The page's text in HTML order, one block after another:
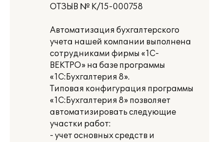
ОТЗЫВ № К/15-000758
Автоматизация бухгалтерского
учета нашей компании выполнена
сотрудниками фирмы «1С-
ВЕКТРО» на базе программы
«1С:Бухгалтерия 8».
Типовая конфигурация программы
«1С:Бухгалтерия 8» позволяет
автоматизировать следующие
участки работ:
- учет основных средств и